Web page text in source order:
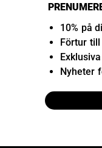
10% på
Förtur
Nyheter